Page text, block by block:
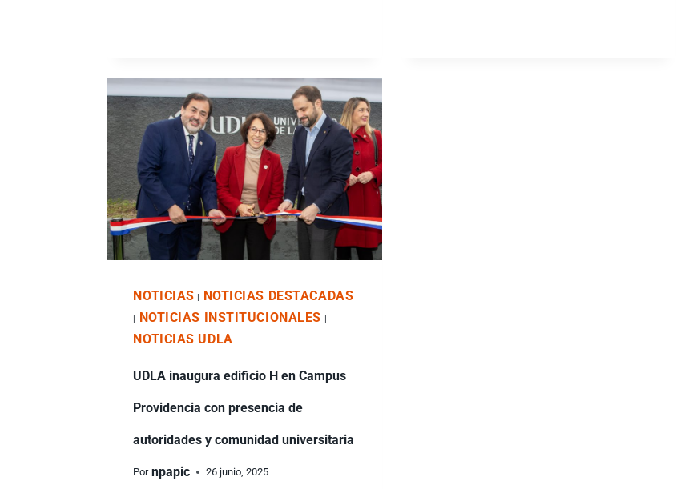
NOTICIAS NOTICIAS DESTACADAS
NOTICIAS INSTITUCIONALES
NOTICIAS UDLA
UDLA inaugura edificio H en Campus
Providencia con presencia de
autoridades y comunidad universitaria
Por npapic 26 junio, 2025